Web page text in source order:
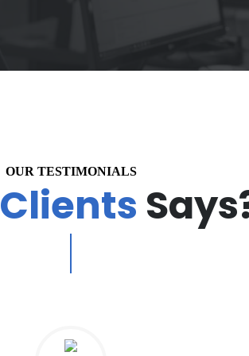
OUR TESTIMONIALS
Clients